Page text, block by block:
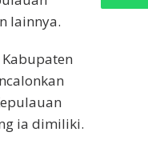
lainnya.
ia dimiliki.